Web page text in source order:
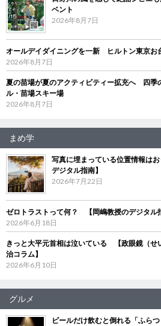
ベント
2026年8月7日
オールデイダイニングを一新 ヒルトン東京お
2026年8月7日
夏の苗場が夏のアクティビティー拡充へ 四季
ル・苗場スキー場
2026年8月7日
まめ学
写真に埋まっている位置情報は
デジタル指南】
2026年7月22日
ゼロトラストって何？ 【岡嶋教授のデジタル
2026年6月18日
きっと大平元首相は泣いている 【政眼鏡（せ
治コラム】
2026年6月10日
グルメ
ビールだけ飲むと倒れる「ふら